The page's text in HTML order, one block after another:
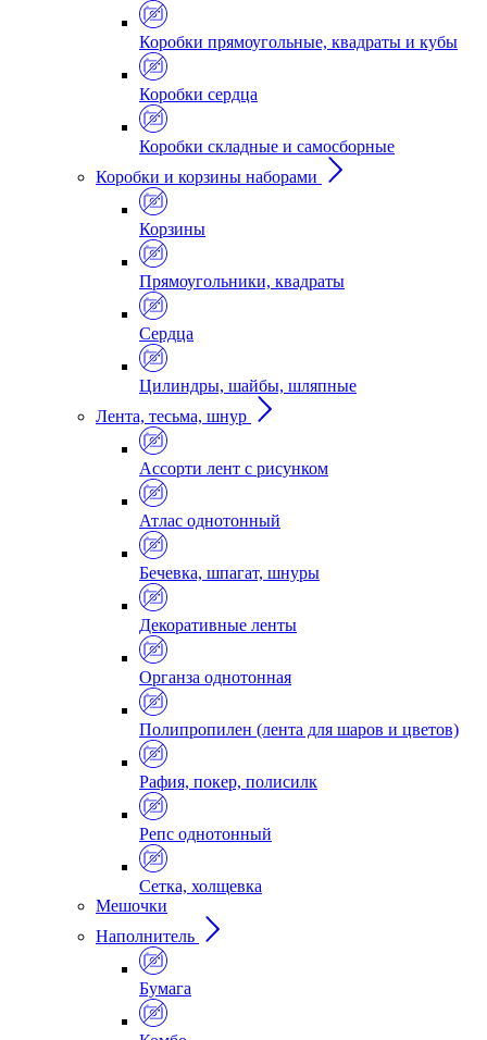
Коробки прямоугольные, квадраты и кубы
Коробки сердца
Коробки складные и самосборные
Коробки и корзины наборами
Корзины
Прямоугольники, квадраты
Сердца
Цилиндры, шайбы, шляпные
Лента, тесьма, шнур
Ассорти лент с рисунком
Атлас однотонный
Бечевка, шпагат, шнуры
Декоративные ленты
Органза однотонная
Полипропилен (лента для шаров и цветов)
Рафия, покер, полисилк
Репс однотонный
Сетка, холщевка
Мешочки
Наполнитель
Бумага